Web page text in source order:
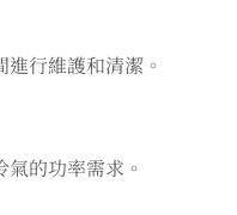
行維護和清潔。
的功率需求。